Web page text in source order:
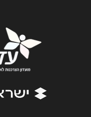
אנא חזרו אלי בקשר